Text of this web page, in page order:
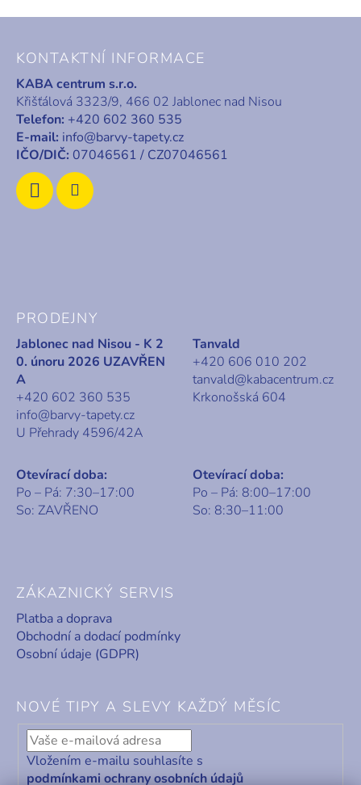
KONTAKTNÍ INFORMACE
KABA centrum s.r.o.
Křišťálová 3323/9, 466 02 Jablonec nad Nisou
Telefon: +420 602 360 535
E-mail: info@barvy-tapety.cz
IČO/DIČ: 07046561 / CZ07046561
PRODEJNY
Jablonec nad Nisou - K 2
0. únoru 2026 UZAVŘEN
A
+420 602 360 535
info@barvy-tapety.cz
U Přehrady 4596/42A
Tanvald
+420 606 010 202
tanvald@kabacentrum.cz
Krkonošská 604
Otevírací doba:
Po – Pá: 7:30–17:00
So: ZAVŘENO
Otevírací doba:
Po – Pá: 8:00–17:00
So: 8:30–11:00
ZÁKAZNICKÝ SERVIS
Platba a doprava
Obchodní a dodací podmínky
Osobní údaje (GDPR)
NOVÉ TIPY A SLEVY KAŽDÝ MĚSÍC
Vložením e-mailu souhlasíte s
podmínkami ochrany osobních údajů